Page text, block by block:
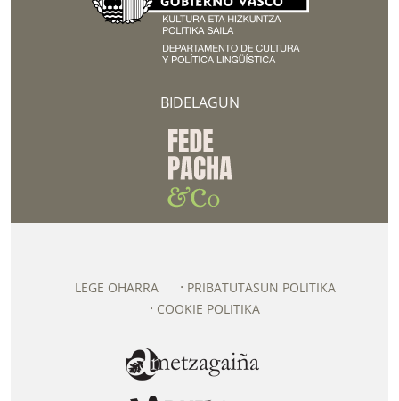
BIDELAGUN
LEGE OHARRA
PRIBATUTASUN POLITIKA
COOKIE POLITIKA